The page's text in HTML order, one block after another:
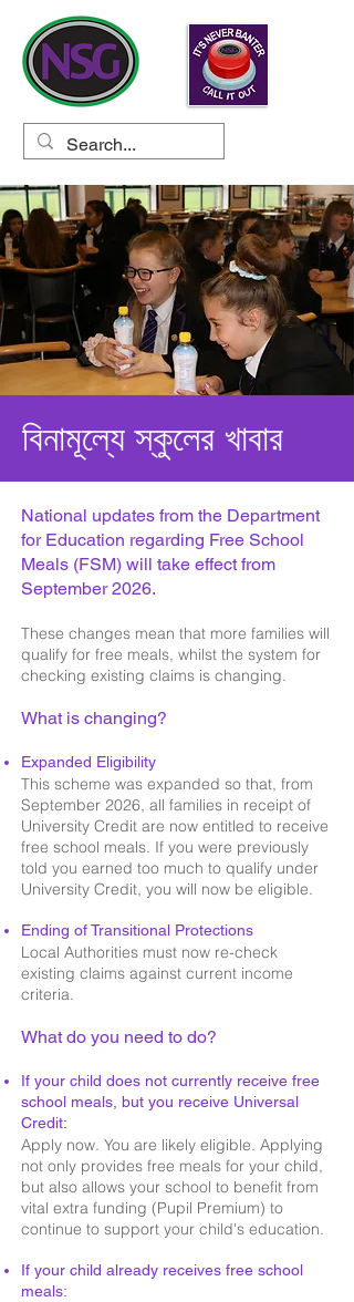
বিনামূল্যে স্কুলের খাবার
National updates from the Department
for Education regarding Free School
Meals (FSM) will take effect from
September 2026.
These changes mean that more families will
qualify for free meals, whilst the system for
checking existing claims is changing.
What is changing?
Expanded Eligibility
This scheme was expanded so that, from
September 2026, all families in receipt of
University Credit are now entitled to receive
free school meals. If you were previously
told you earned too much to qualify under
University Credit, you will now be eligible.
Ending of Transitional Protections
Local Authorities must now re-check
existing claims against current income
criteria.
What do you need to do?
If your child does not currently receive free
school meals, but you receive Universal
Credit:
Apply now. You are likely eligible. Applying
not only provides free meals for your child,
but also allows your school to benefit from
vital extra funding (Pupil Premium) to
continue to support your child's education.
If your child already receives free school
meals: